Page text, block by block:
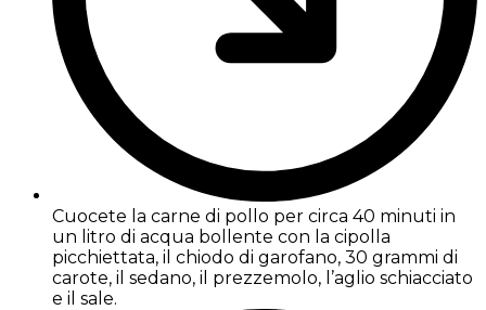
Cuocete la carne di pollo per circa 40 minuti in
un litro di acqua bollente con la cipolla
picchiettata, il chiodo di garofano, 30 grammi di
carote, il sedano, il prezzemolo, l’aglio schiacciato
e il sale.